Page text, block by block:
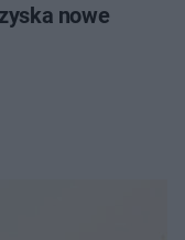
nowe